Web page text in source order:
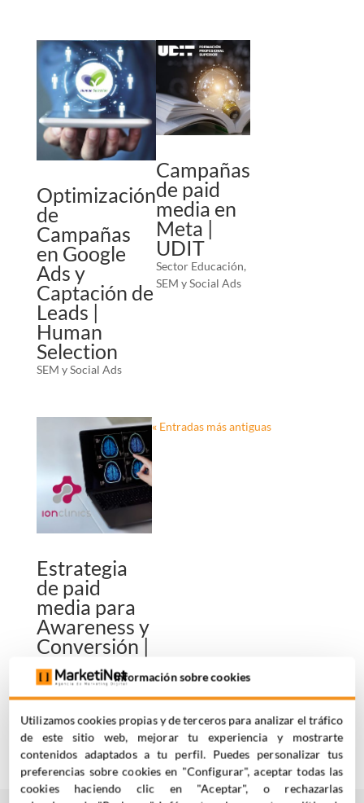
Optimización
de
Campañas
en Google
Ads y
Captación de
Leads |
Human
Selection
SEM y Social Ads
Campañas
de paid
media en
Meta |
UDIT
Sector Educación,
SEM y Social Ads
Estrategia
de paid
media para
Awareness y
Conversión |
IONCLINICS
Sector Salud,SEM y
Social Ads
« Entradas más antiguas
Información sobre cookies
Utilizamos cookies propias y de terceros para analizar el tráfico
de este sitio web, mejorar tu experiencia y mostrarte
contenidos adaptados a tu perfil. Puedes personalizar tus
preferencias sobre cookies en "Configurar", aceptar todas las
cookies haciendo clic en "Aceptar", o rechazarlas